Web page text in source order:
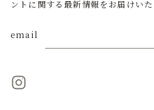
ントに関する最新情報をお届けいた
email